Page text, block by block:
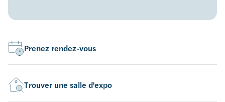
Prenez rendez-vous
Trouver une salle d'expo